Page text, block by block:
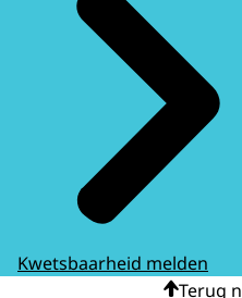
Kwetsbaarheid melden
Terug